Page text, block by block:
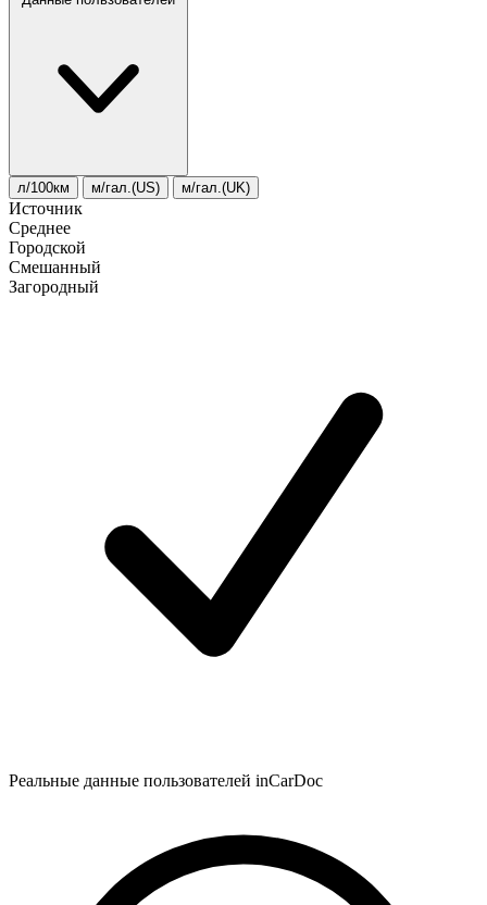
л/100км м/гал.(US) м/гал.(UK)
Источник
Среднее
Городской
Смешанный
Загородный
Реальные данные пользователей inCarDoc